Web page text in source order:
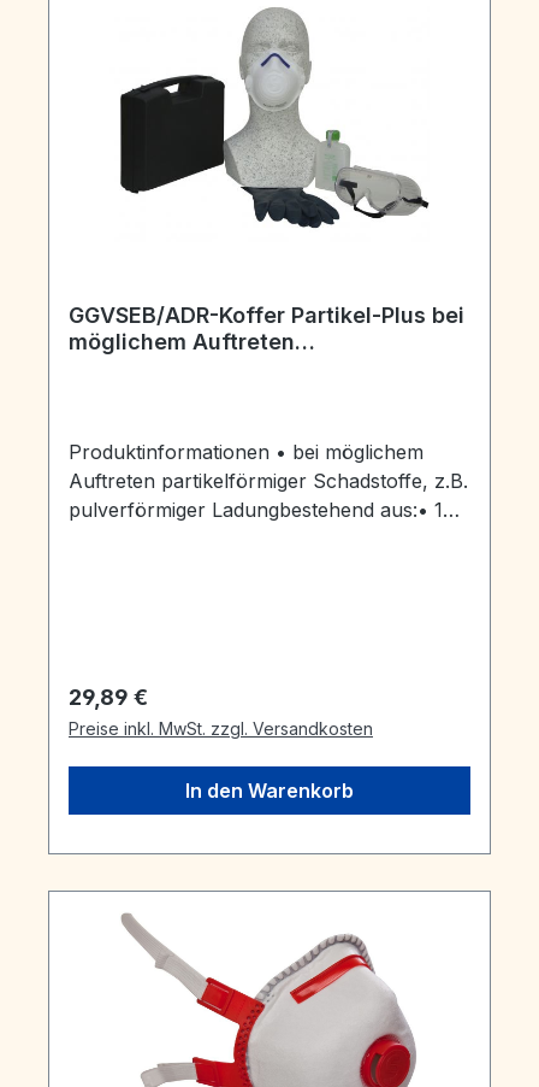
Stück Vollsichtschutzbrille BASIC 2 Paar
GGVSEB/ADR-Koffer Partikel-Plus bei
möglichem Auftreten
Produktinformationen • bei möglichem
Auftreten partikelförmiger Schadstoffe, z.B.
pulverförmiger Ladungbestehend aus:• 1
Aufbewahrungskoffer
Regulärer Preis:
29,89 €
Preise inkl. MwSt. zzgl. Versandkosten
In den Warenkorb